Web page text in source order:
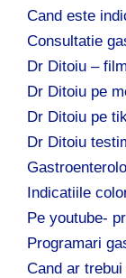
Cand este
Consultatie
Dr Ditoiu –
Dr Ditoiu pe
Dr Ditoiu pe
Dr Ditoiu
Indicatiile
Pe youtube-
Programari
Cand ar